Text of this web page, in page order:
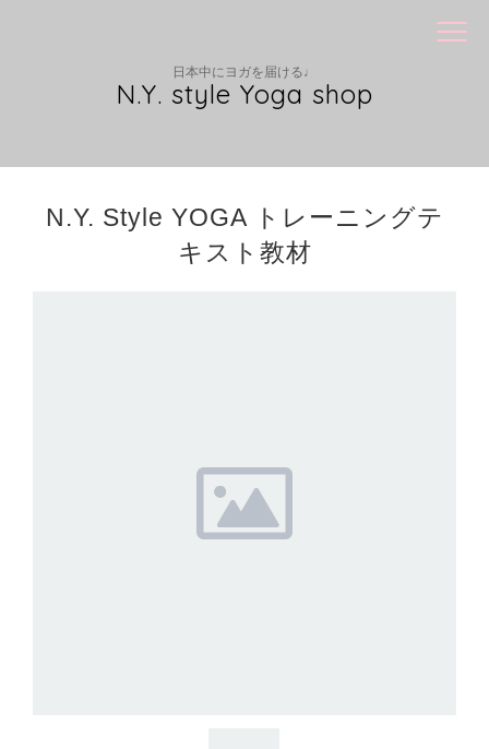
日本中にヨガを届ける♩
N.Y. style Yoga shop
N.Y. Style YOGA トレーニングテ
キスト教材